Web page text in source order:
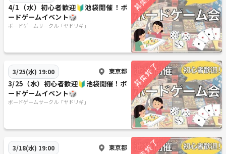
4/1（水）初心者歓迎🔰池袋開催！ボ
ードゲームイベント🎲
ボードゲームサークル「ヤドリギ」
3/25(水) 19:00 東京都
3/25（水）初心者歓迎🔰池袋開催！ボ
ードゲームイベント🎲
ボードゲームサークル「ヤドリギ」
3/18(水) 19:00 東京都